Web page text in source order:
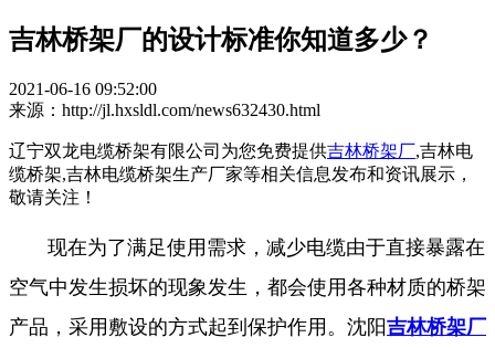
吉林桥架厂的设计标准你知道多少？
2021-06-16 09:52:00
来源：http://jl.hxsldl.com/news632430.html
辽宁双龙电缆桥架有限公司为您免费提供吉林桥架厂,吉林电
缆桥架,吉林电缆桥架生产厂家等相关信息发布和资讯展示，
敬请关注！
现在为了满足使用需求，减少电缆由于直接暴露在
空气中发生损坏的现象发生，都会使用各种材质的桥架
产品，采用敷设的方式起到保护作用。沈阳吉林桥架厂